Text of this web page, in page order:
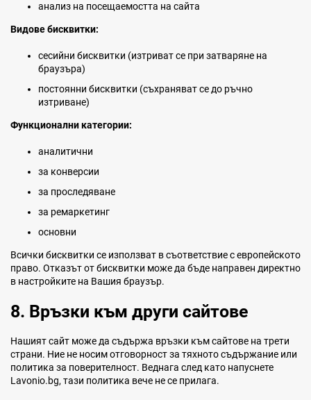
анализ на посещаемостта на сайта
Видове бисквитки:
сесийни бисквитки (изтриват се при затваряне на
браузъра)
постоянни бисквитки (съхраняват се до ръчно
изтриване)
Функционални категории:
аналитични
за конверсии
за проследяване
за ремаркетинг
основни
Всички бисквитки се използват в съответствие с европейското
право. Отказът от бисквитки може да бъде направен директно
в настройките на Вашия браузър.
8. Връзки към други сайтове
Нашият сайт може да съдържа връзки към сайтове на трети
страни. Ние не носим отговорност за тяхното съдържание или
политика за поверителност. Веднага след като напуснете
Lavonio.bg, тази политика вече не се прилага.